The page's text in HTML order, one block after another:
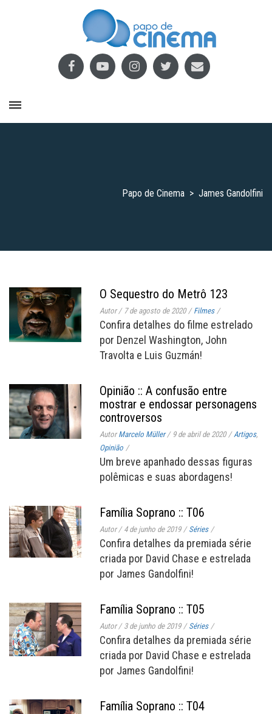
Papo de Cinema > James Gandolfini
O Sequestro do Metrô 123
Autor/ 7 de agosto de 2020 / Filmes /
Confira detalhes do filme estrelado
por Denzel Washington, John
Travolta e Luis Guzmán!
Opinião :: A confusão entre
mostrar e endossar personagens
controversos
AutorMarcelo Müller / 9 de abril de 2020 / Artigos,
Opinião /
Um breve apanhado dessas figuras
polêmicas e suas abordagens!
Família Soprano :: T06
Autor/ 4 de junho de 2019 / Séries /
Confira detalhes da premiada série
criada por David Chase e estrelada
por James Gandolfini!
Família Soprano :: T05
Autor/ 3 de junho de 2019 / Séries /
Confira detalhes da premiada série
criada por David Chase e estrelada
por James Gandolfini!
Família Soprano :: T04